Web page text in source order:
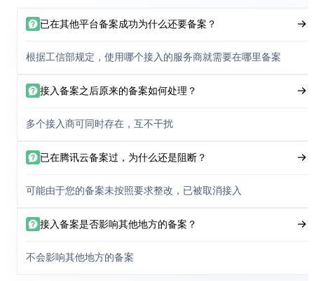
已在其他平台备案成功为什么还要备案？
根据工信部规定，使用哪个接入的服务商就需要在哪里备案
接入备案之后原来的备案如何处理？
多个接入商可同时存在，互不干扰
已在腾讯云备案过，为什么还是阻断？
可能由于您的备案未按照要求整改，已被取消接入
接入备案是否影响其他地方的备案？
不会影响其他地方的备案